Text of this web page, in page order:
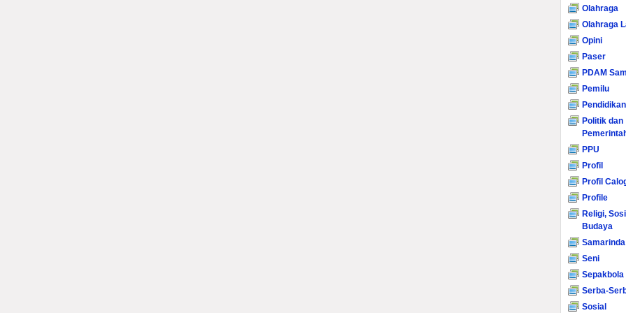
Olahraga
Olahraga
Opini
Paser
PDAM
Pemilu
Pendidikan
Politik dan
PPU
Profil
Profil
Profile
Religi,
Budaya
Samarinda
Seni
Sepakbola
Serba-
Sosial